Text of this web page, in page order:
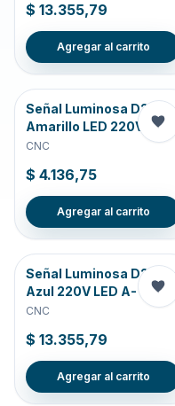
$ 13.355,79
Agregar al carrito
Señal Luminosa D22
Amarillo LED 220VC
CNC
$ 4.136,75
Agregar al carrito
Señal Luminosa D22
Azul 220V LED A-
CNC
$ 13.355,79
Agregar al carrito